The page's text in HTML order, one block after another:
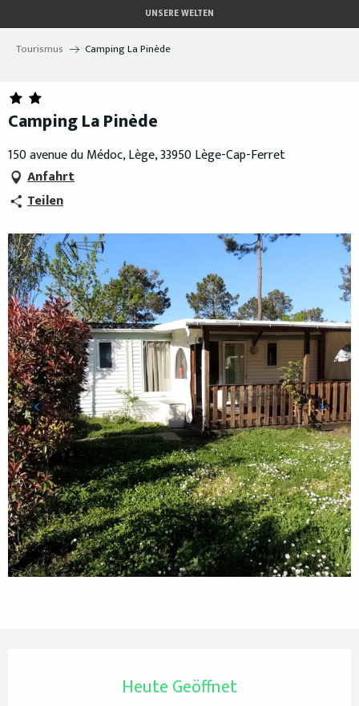
au
contenu
UNSERE WELTEN
Tourismus Camping La Pinède
Camping La Pinède
150 avenue du Médoc, Lège, 33950 Lège-Cap-Ferret
Anfahrt
Teilen
Heute Geöffnet